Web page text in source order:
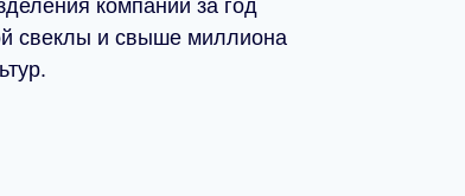
компании за год
свеклы и свыше миллиона